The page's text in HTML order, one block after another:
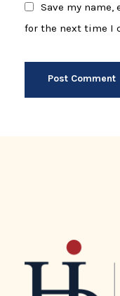
Save my
for the next time I